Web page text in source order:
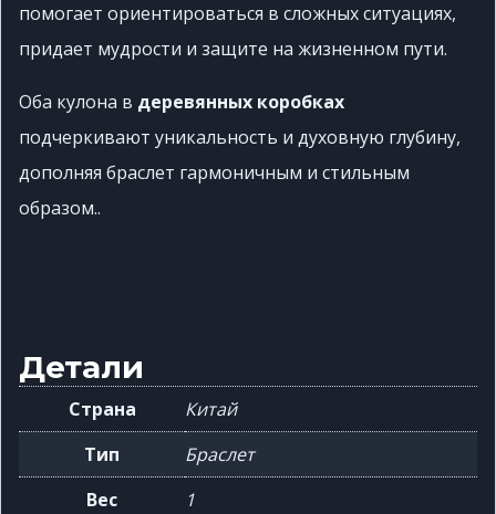
помогает ориентироваться в сложных ситуациях,
придает мудрости и защите на жизненном пути.
Оба кулона в деревянных коробках
подчеркивают уникальность и духовную глубину,
дополняя браслет гармоничным и стильным
образом..
Детали
Страна
Китай
Тип
Браслет
Вес
1